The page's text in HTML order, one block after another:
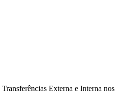
Externa e Interna